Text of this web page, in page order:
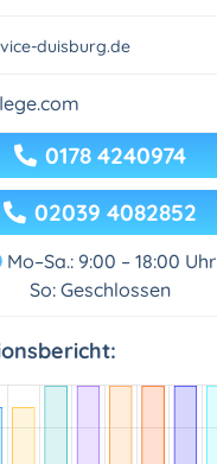
duisburg.de
0178 4240974
02039 4082852
Mo–Sa.: 9:00 – 18:00 Uhr
So: Geschlossen